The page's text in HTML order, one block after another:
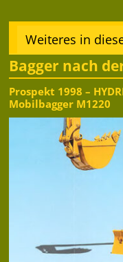
Weiteres in
Bagger nach
Prospekt 1998 –
Mobilbagger M1220